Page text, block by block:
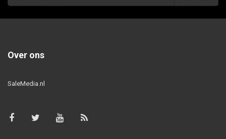
Over ons
SaleMedia.nl